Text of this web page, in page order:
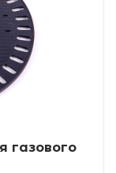
газового